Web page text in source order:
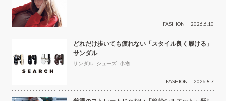
FASHION 2026.6.10
どれだけ歩いても疲れない「スタイル良く履ける」
サンダル
サンダル シューズ 小物
FASHION 2026.8.7